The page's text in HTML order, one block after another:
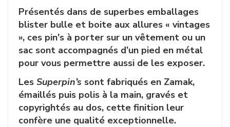
Présentés dans de superbes emballages
blister bulle et boite aux allures « vintages
», ces pin's à porter sur un vêtement ou un
sac sont accompagnés d’un pied en métal
pour vous permettre aussi de les exposer.
Les Superpin’s sont fabriqués en Zamak,
émaillés puis polis à la main, gravés et
copyrightés au dos, cette finition leur
confère une qualité exceptionnelle.